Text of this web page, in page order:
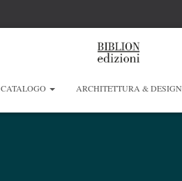
CATALOGO ARCHITETTURA & DESIGN